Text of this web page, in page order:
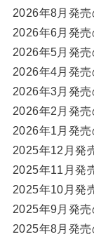
2026年8月発
2026年6月発
2026年5月発
2026年4月発
2026年3月発
2026年2月発
2026年1月発
2025年12月発
2025年11月発
2025年10月発
2025年9月発
2025年8月発